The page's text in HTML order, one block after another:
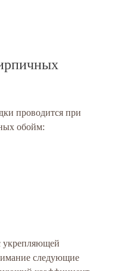
проводится при
обойм:
укрепляющей
следующие